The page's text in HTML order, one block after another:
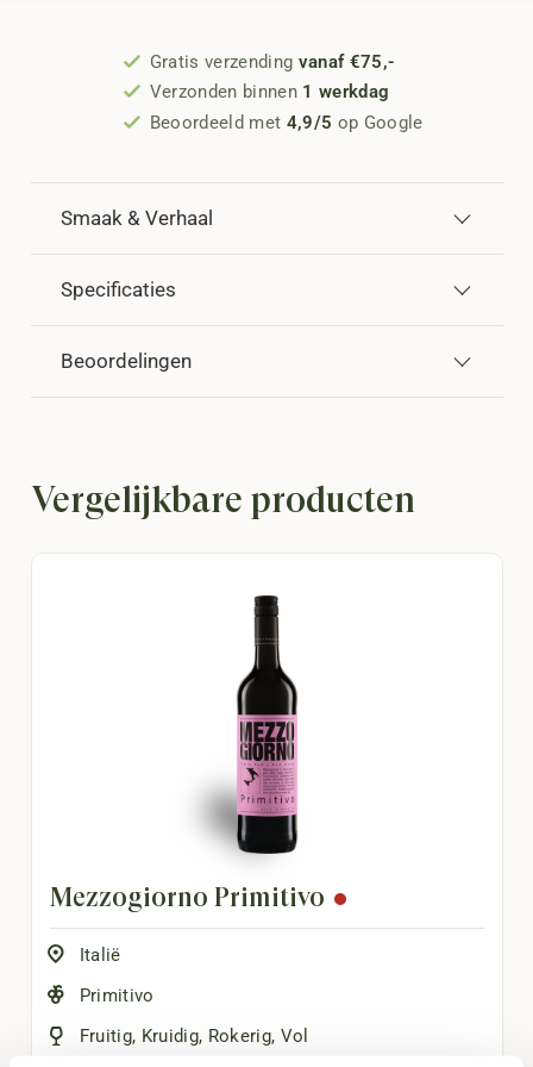
Gratis verzending vanaf €75,-
Verzonden binnen 1 werkdag
Beoordeeld met 4,9/5 op Google
Smaak & Verhaal
Specificaties
Beoordelingen
Vergelijkbare producten
Mezzogiorno Primitivo
Italië
Primitivo
Fruitig, Kruidig, Rokerig, Vol